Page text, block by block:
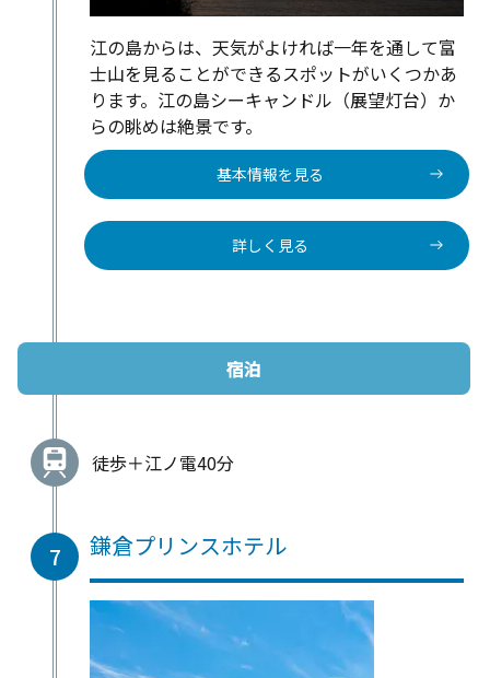
江の島からは、天気がよければ一年を通して富
士山を見ることができるスポットがいくつかあ
ります。江の島シーキャンドル（展望灯台）か
らの眺めは絶景です。
基本情報を見る
詳しく見る
宿泊
徒歩＋江ノ電40分
7 鎌倉プリンスホテル